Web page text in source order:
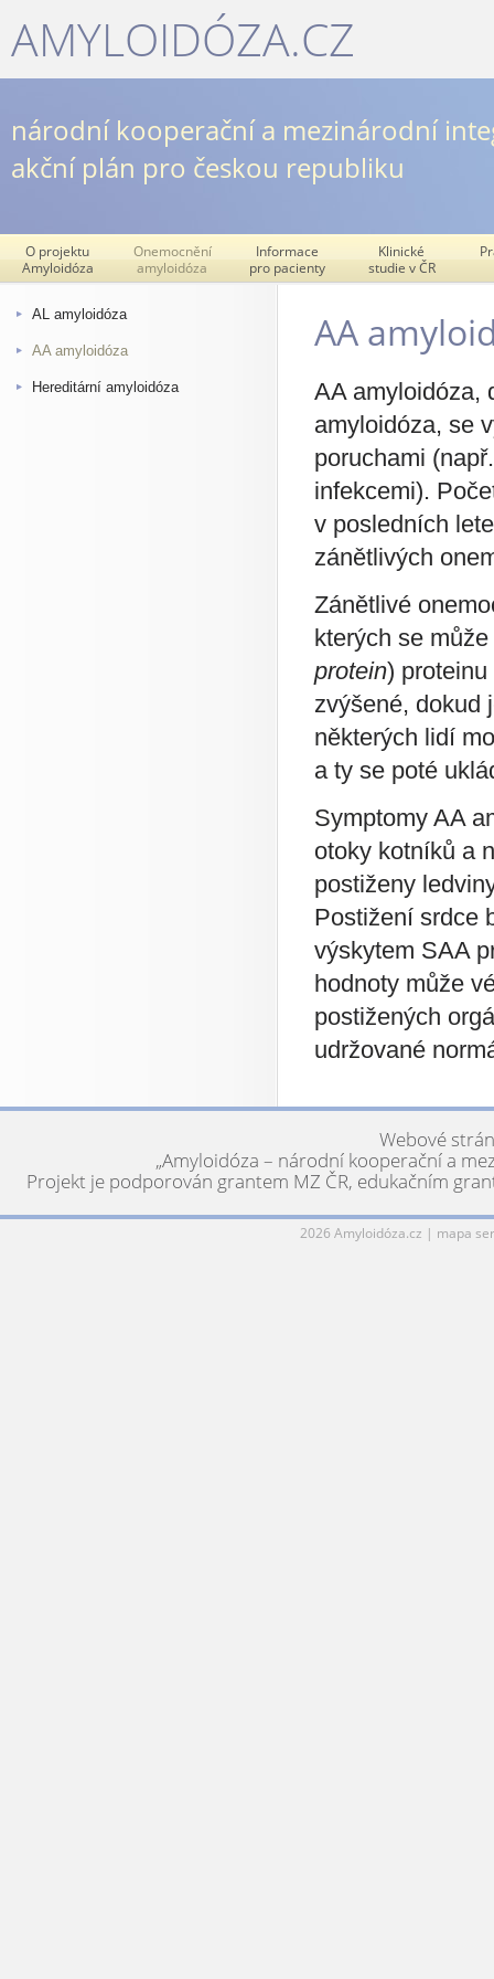
AMYLOIDÓZA.CZ
národní kooperační a mezinárodní
akční plán pro českou republiku
O projektu
Amyloidóza
Onemocnění
amyloidóza
Informace
pro pacienty
Klinické
studie v ČR
AL amyloidóza
AA amyloidóza
Hereditární amyloidóza
AA
AA amyloidóza,
amyloidóza, se
poruchami
infekcemi).
v posledních
zánětlivých
Zánětlivé
kterých se
protein)
zvýšené, dokud
některých lidí
a ty se poté
Symptomy AA
otoky kotníků a
postiženy
Postižení srdce
výskytem SAA
hodnoty může
postižených
udržované
Webové
„Amyloidóza – národní kooperační a
Projekt je podporován grantem MZ ČR, edukačním
2026 Amyloidóza.cz | mapa